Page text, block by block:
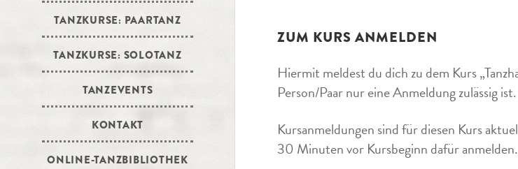
TANZKURSE: PAARTANZ
TANZKURSE: SOLOTANZ
TANZEVENTS
KONTAKT
ONLINE-TANZBIBLIOTHEK
ZUM KURS ANMELDEN
Hiermit meldest du dich zu dem Kurs
Person/Paar nur eine Anmeldung zulässig ist.
Kursanmeldungen sind für diesen Kurs
30 Minuten vor Kursbeginn dafür anmelden.